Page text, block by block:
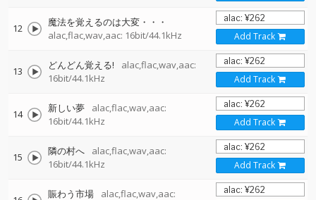
12
魔法を覚えるのは大変・・・
alac,flac,wav,aac: 16bit/44.1kHz
Add Track
13 どんどん覚える!
alac,flac,wav,aac:
16bit/44.1kHz
Add Track
14 新しい夢
alac,flac,wav,aac:
16bit/44.1kHz
Add Track
15 隣の村へ
alac,flac,wav,aac:
16bit/44.1kHz
Add Track
賑わう市場
alac,flac,wav,aac: